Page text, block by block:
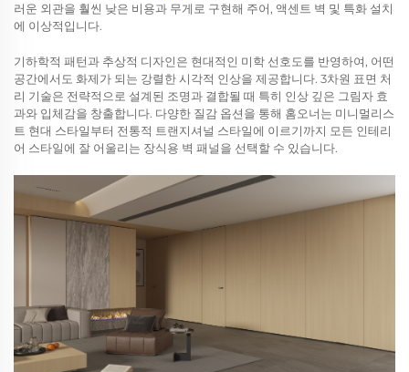
러운 외관을 훨씬 낮은 비용과 무게로 구현해 주어, 액센트 벽 및 특화 설치
에 이상적입니다.
기하학적 패턴과 추상적 디자인은 현대적인 미학 선호도를 반영하여, 어떤
공간에서도 화제가 되는 강렬한 시각적 인상을 제공합니다. 3차원 표면 처
리 기술은 전략적으로 설계된 조명과 결합될 때 특히 인상 깊은 그림자 효
과와 입체감을 창출합니다. 다양한 질감 옵션을 통해 홈오너는 미니멀리스
트 현대 스타일부터 전통적 트랜지셔널 스타일에 이르기까지 모든 인테리
어 스타일에 잘 어울리는 장식용 벽 패널을 선택할 수 있습니다.